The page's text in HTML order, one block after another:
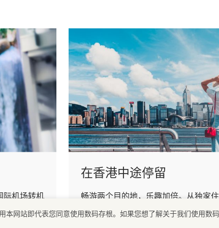
际机场转机
在香港中途停留
畅游两个目的地，乐趣加倍。从独家
途停留之旅更加轻松愉快。
网站即代表您同意使用数码存根。如果您想了解关于我们使用数